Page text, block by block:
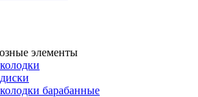
элементы
барабанные